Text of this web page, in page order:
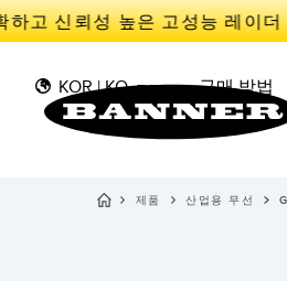
고 신뢰성 높은 고성능 레이더
KOR | KO 구매 방법
제품 산업용 무선